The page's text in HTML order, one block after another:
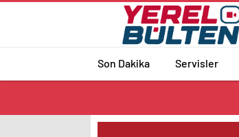
Son Dakika Servisler